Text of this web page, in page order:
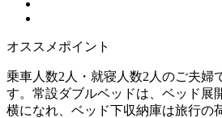
オススメポイント
乗車人数2人・就寝人数2人のご夫婦
す。常設ダブルベッドは、ベッド展
横になれ、ベッド下収納庫は旅行の